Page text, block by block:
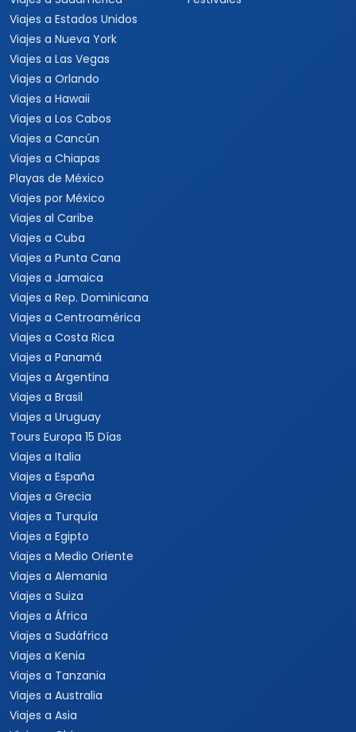
Viajes a Estados Unidos
Viajes a Nueva York
Viajes a Las Vegas
Viajes a Orlando
Viajes a Hawaii
Viajes a Los Cabos
Viajes a Cancún
Viajes a Chiapas
Playas de México
Viajes por México
Viajes al Caribe
Viajes a Cuba
Viajes a Punta Cana
Viajes a Jamaica
Viajes a Rep. Dominicana
Viajes a Centroamérica
Viajes a Costa Rica
Viajes a Panamá
Viajes a Argentina
Viajes a Brasil
Viajes a Uruguay
Tours Europa 15 Días
Viajes a Italia
Viajes a España
Viajes a Grecia
Viajes a Turquía
Viajes a Egipto
Viajes a Medio Oriente
Viajes a Alemania
Viajes a Suiza
Viajes a África
Viajes a Sudáfrica
Viajes a Kenia
Viajes a Tanzania
Viajes a Australia
Viajes a Asia